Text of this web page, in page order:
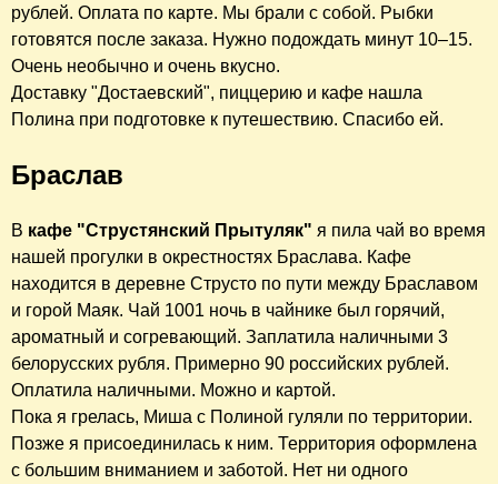
рублей. Оплата по карте. Мы брали с собой. Рыбки
готовятся после заказа. Нужно подождать минут 10–15.
Очень необычно и очень вкусно.
Доставку "Достаевский", пиццерию и кафе нашла
Полина при подготовке к путешествию. Спасибо ей.
Браслав
В кафе "Струстянский Прытуляк" я пила чай во время
нашей прогулки в окрестностях Браслава. Кафе
находится в деревне Струсто по пути между Браславом
и горой Маяк. Чай 1001 ночь в чайнике был горячий,
ароматный и согревающий. Заплатила наличными 3
белорусских рубля. Примерно 90 российских рублей.
Оплатила наличными. Можно и картой.
Пока я грелась, Миша с Полиной гуляли по территории.
Позже я присоединилась к ним. Территория оформлена
с большим вниманием и заботой. Нет ни одного